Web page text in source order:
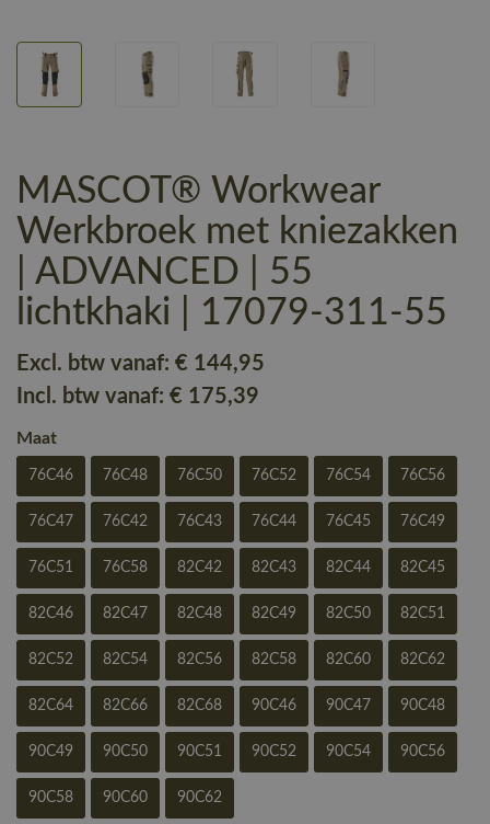
MASCOT® Workwear
Werkbroek met kniezakken
| ADVANCED | 55
lichtkhaki | 17079-311-55
Excl. btw vanaf: € 144,95
Incl. btw vanaf: € 175,39
Maat
76C46 76C48 76C50 76C52 76C54 76C56
76C47 76C42 76C43 76C44 76C45 76C49
76C51 76C58 82C42 82C43 82C44 82C45
82C46 82C47 82C48 82C49 82C50 82C51
82C52 82C54 82C56 82C58 82C60 82C62
82C64 82C66 82C68 90C46 90C47 90C48
90C49 90C50 90C51 90C52 90C54 90C56
90C58 90C60 90C62